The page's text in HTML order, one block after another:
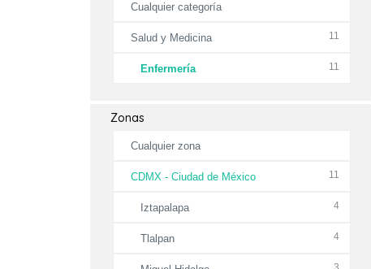
Cualquier categoría
Salud y Medicina 11
Enfermería 11
Zonas
Cualquier zona
CDMX - Ciudad de México 11
Iztapalapa 4
Tlalpan 4